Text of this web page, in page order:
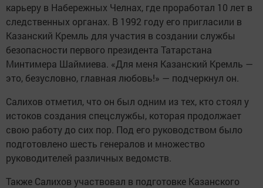
карьеру в Набережных Челнах, где проработал 10 лет в
следственных органах. В 1992 году его пригласили в
Казанский Кремль для участия в создании службы
безопасности первого президента Татарстана
Минтимера Шаймиева. «Для меня Казанский Кремль —
это, безусловно, главная любовь!» — подчеркнул он.
Салихов отметил, что он был одним из тех, кто стоял у
истоков создания спецслужбы, которая продолжает
свою работу до сих пор. Под его руководством было
подготовлено шесть генералов и множество
руководителей различных ведомств.
Также Салихов участвовал в подготовке Казанского